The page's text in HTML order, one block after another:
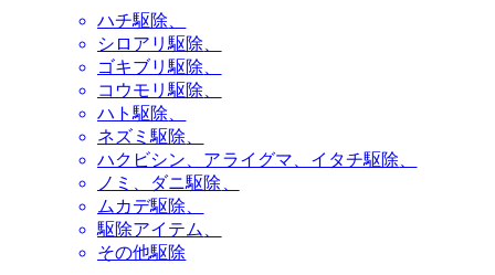
ハチ駆除
シロアリ駆除
ゴキブリ駆除
コウモリ駆除
ハト駆除
ネズミ駆除
ハクビシン、アライグマ、イタチ駆除
ノミ、ダニ駆除
ムカデ駆除
駆除アイテム
その他駆除